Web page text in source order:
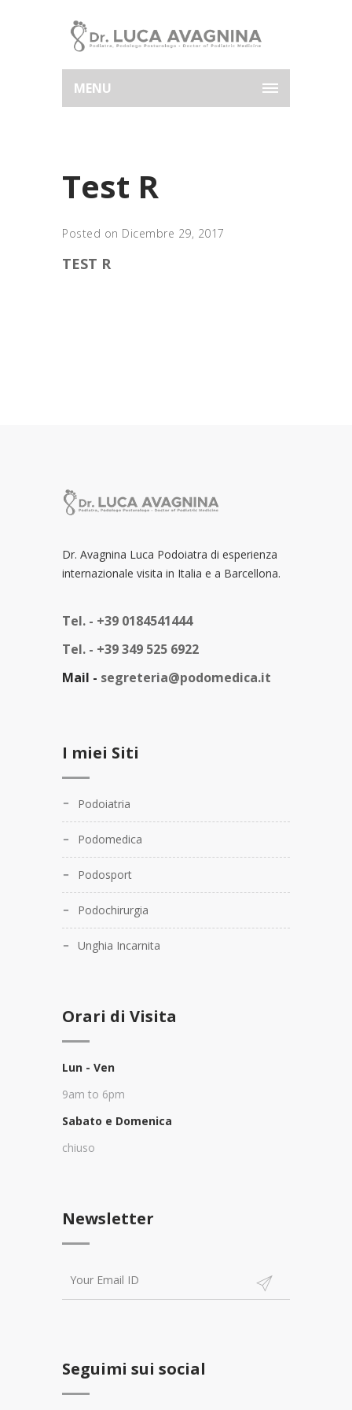
MENU
Test R
Posted on Dicembre 29, 2017
TEST R
Dr. Avagnina Luca Podoiatra di esperienza
internazionale visita in Italia e a Barcellona.
Tel. - +39 0184541444
Tel. - +39 349 525 6922
Mail - segreteria@podomedica.it
I miei Siti
Podoiatria
Podomedica
Podosport
Podochirurgia
Unghia Incarnita
Orari di Visita
Lun - Ven
9am to 6pm
Sabato e Domenica
chiuso
Newsletter
Seguimi sui social